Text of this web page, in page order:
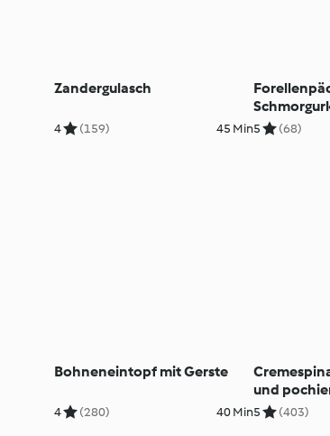
Zandergulasch
4 (159) 45 Min5 (68)
Bohneneintopf mit Gerste
4 (280) 40 Min
und
5 (403)